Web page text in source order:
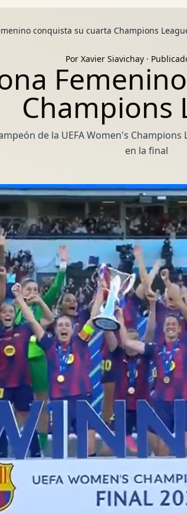
conquista su cuarta Champions
Por Xavier Siavichay·
Champions
de la UEFA Women's
en la final